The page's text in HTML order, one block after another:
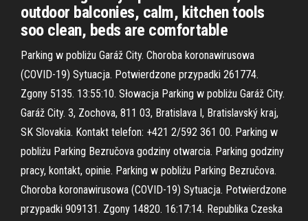
outdoor balconies, calm, kitchen tools
soo clean, beds are comfortable
Parking w pobliżu Garáž City. Choroba koronawirusowa
(COVID-19) Sytuacja. Potwierdzone przypadki 261774.
Zgony 5135. 13:55:10. Słowacja Parking w pobliżu Garáž City.
Garáž City. 3, Zochova, 811 03, Bratislava I, Bratislavský kraj,
SK Slovakia. Kontakt telefon: +421 2/592 361 00. Parking w
pobliżu Parking Bezručova godziny otwarcia. Parking godziny
pracy, kontakt, opinie. Parking w pobliżu Parking Bezručova.
Choroba koronawirusowa (COVID-19) Sytuacja. Potwierdzone
przypadki 909131. Zgony 14820. 16:17:14. Republika Czeska